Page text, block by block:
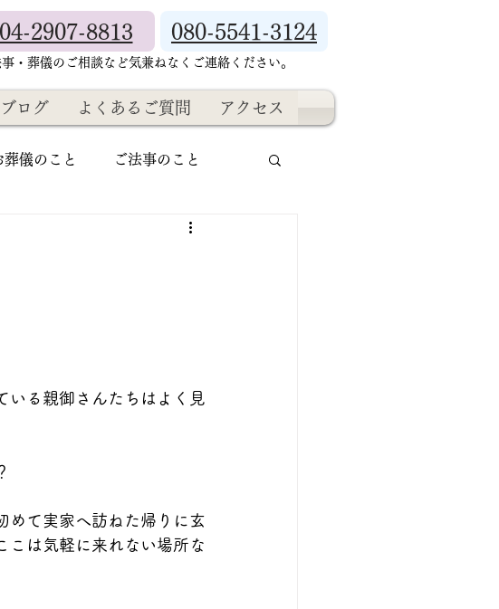
04-2907-8813 080-5541-3124
・葬儀のご相談など気兼ねなくご連絡ください。
ログ よくあるご質問 アクセス
葬儀のこと ご法事のこと
いる親御さんたちはよく見
めて実家へ訪ねた帰りに玄
こは気軽に来れない場所な